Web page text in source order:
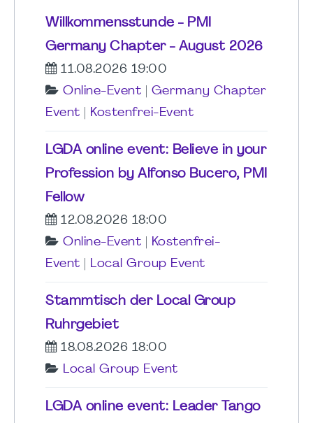
Willkommensstunde - PMI
Germany Chapter - August 2026
11.08.2026 19:00
Online-Event
Germany Chapter
Event
Kostenfrei-Event
LGDA online event: Believe in your
Profession by Alfonso Bucero, PMI
Fellow
12.08.2026 18:00
Online-Event
Kostenfrei-
Event
Local Group Event
Stammtisch der Local Group
Ruhrgebiet
18.08.2026 18:00
Local Group Event
LGDA online event: Leader Tango